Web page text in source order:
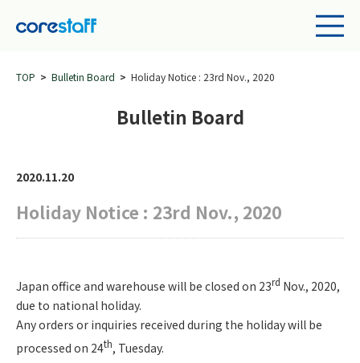
TOP Bulletin Board Holiday Notice : 23rd Nov., 2020
Bulletin Board
2020.11.20
Holiday Notice : 23rd Nov., 2020
Japan office and warehouse will be closed on 23rd Nov., 2020,
due to national holiday.
Any orders or inquiries received during the holiday will be
processed on 24th, Tuesday.